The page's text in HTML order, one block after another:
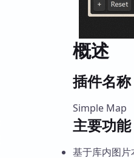
概述
插件名称
Simple Map
主要功能
基于库内图片